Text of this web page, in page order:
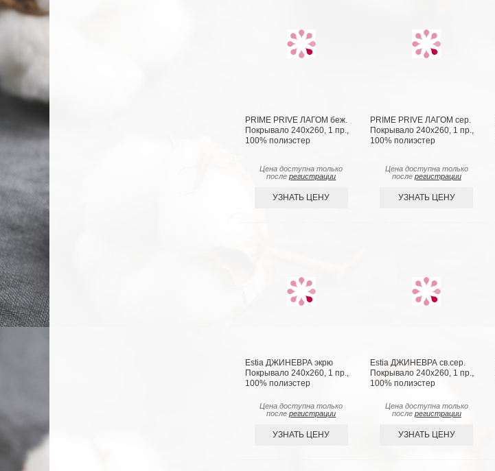
PRIME PRIVE ЛАГОМ беж.
Покрывало 240х260, 1 пр.,
100% полиэстер
Цена доступна только
послерегистрации
УЗНАТЬ ЦЕНУ
PRIME PRIVE ЛАГОМ сер.
Покрывало 240х260, 1 пр.,
100% полиэстер
Цена доступна только
после регистрации
УЗНАТЬ ЦЕНУ
Estia ДЖИНЕВРА экрю
Покрывало 240х260, 1 пр.,
100% полиэстер
Цена доступна только
послерегистрации
УЗНАТЬ ЦЕНУ
Estia ДЖИНЕВРА св.сер.
Покрывало 240х260, 1 пр.,
100% полиэстер
Цена доступна только
после регистрации
УЗНАТЬ ЦЕНУ